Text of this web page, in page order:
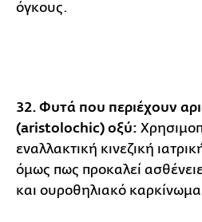
όγκους.
32. Φυτά που περιέχουν
(aristolochic) οξύ:
εναλλακτική κινεζική
όμως πως προκαλεί
και ουροθηλιακό